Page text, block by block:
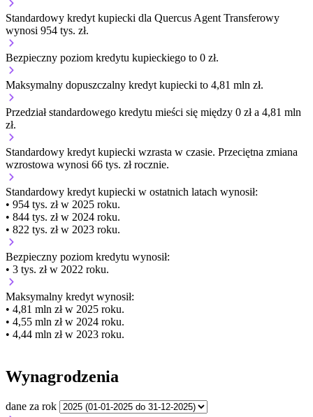
Standardowy kredyt kupiecki dla Quercus Agent Transferowy
wynosi 954 tys. zł.
Bezpieczny poziom kredytu kupieckiego to 0 zł.
Maksymalny dopuszczalny kredyt kupiecki to 4,81 mln zł.
Przedział standardowego kredytu mieści się między 0 zł a 4,81 mln
zł.
Standardowy kredyt kupiecki wzrasta w czasie. Przeciętna zmiana
wzrostowa wynosi 66 tys. zł rocznie.
Standardowy kredyt kupiecki w ostatnich latach wynosił:
• 954 tys. zł w 2025 roku.
• 844 tys. zł w 2024 roku.
• 822 tys. zł w 2023 roku.
Bezpieczny poziom kredytu wynosił:
• 3 tys. zł w 2022 roku.
Maksymalny kredyt wynosił:
• 4,81 mln zł w 2025 roku.
• 4,55 mln zł w 2024 roku.
• 4,44 mln zł w 2023 roku.
Wynagrodzenia
dane za rok